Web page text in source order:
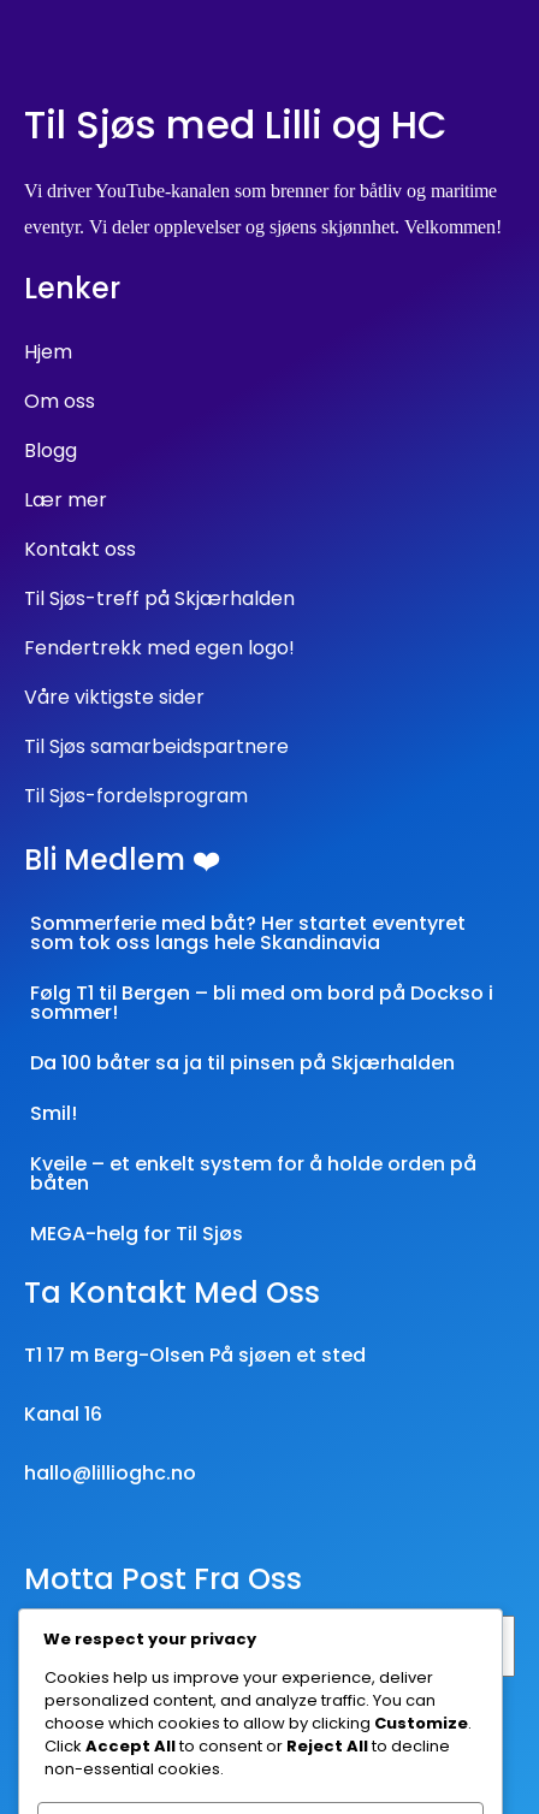
Til Sjøs med Lilli og HC
Vi driver YouTube-kanalen som brenner for båtliv og maritime
eventyr. Vi deler opplevelser og sjøens skjønnhet. Velkommen!
Lenker
Hjem
Om oss
Blogg
Lær mer
Kontakt oss
Til Sjøs-treff på Skjærhalden
Fendertrekk med egen logo!
Våre viktigste sider
Til Sjøs samarbeidspartnere
Til Sjøs-fordelsprogram
Bli Medlem ❤️
Sommerferie med båt? Her startet eventyret
som tok oss langs hele Skandinavia
Følg T1 til Bergen – bli med om bord på Dockso i
sommer!
Da 100 båter sa ja til pinsen på Skjærhalden
Smil!
Kveile – et enkelt system for å holde orden på
båten
MEGA-helg for Til Sjøs
Ta Kontakt Med Oss
T1 17 m Berg-Olsen På sjøen et sted
Kanal 16
hallo@lillioghc.no
Motta Post Fra Oss
Abonner
We respect your privacy
Cookies help us improve your experience, deliver
personalized content, and analyze traffic. You can
choose which cookies to allow by clicking Customize.
Click Accept Allto consent or Reject Allto decline
non-essential cookies.